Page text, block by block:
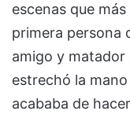
escenas que
primera persona
amigo y matador
estrechó la
acababa de